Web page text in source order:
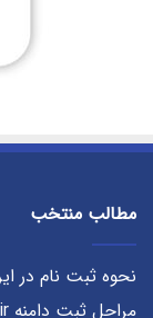
مطالب منتخب
نحوه ثبت نام در
مراحل ثبت دامنه ir در تلاش نت بعد از ثبت نام در ایرنیک